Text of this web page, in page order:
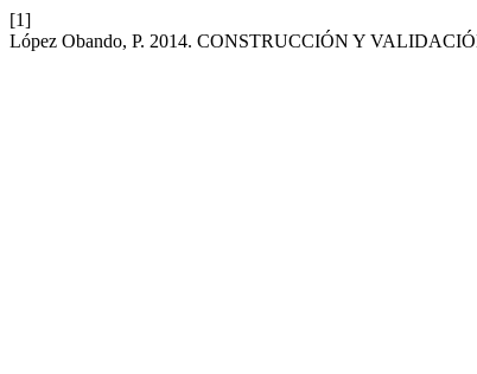
[1]
López Obando, P. 2014. CONSTRUCCIÓN Y